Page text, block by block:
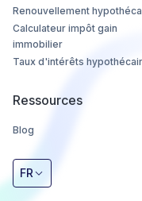
Renouvellement
Calculateur impôt gain
immobilier
Taux d'intérêts
Ressources
Blog
FR